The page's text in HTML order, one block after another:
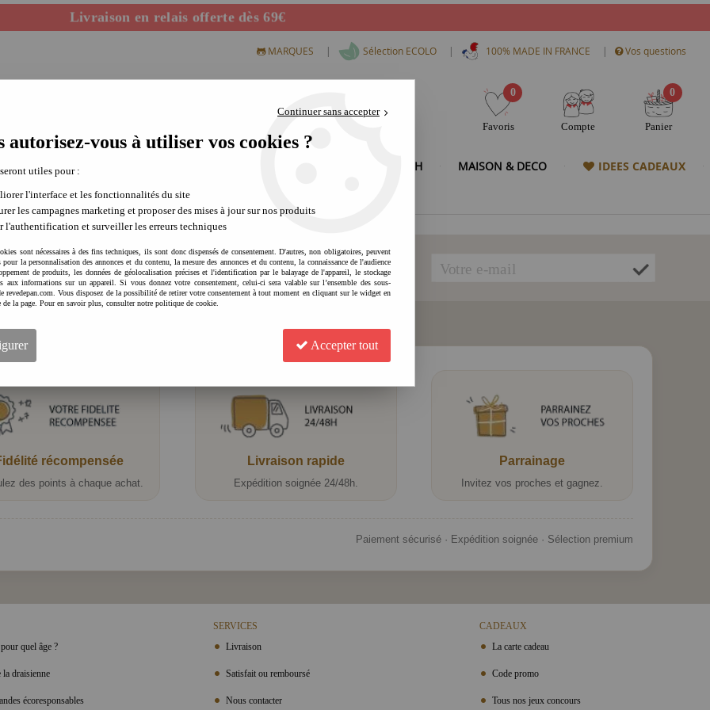
Livraison en relais offerte dès 69€
MARQUES | Sélection ECOLO | 100% MADE IN FRANCE | Vos questions
0
Favoris Compte
0
Panier
CREATIFS MODE & HIGH TECH MAISON & DECO IDEES CADEAUX
et nos inspirations créatives en vous inscrivant à notre newsletter
récompensée
des points à chaque achat.
Livraison rapide
Expédition soignée 24/48h.
Parrainage
Invitez vos proches et gagnez.
Paiement sécurisé · Expédition soignée · Sélection premium
quel âge ?
draisienne
écoresponsables
SERVICES
Livraison
Satisfait ou remboursé
Nous contacter
CADEAUX
La carte cadeau
Code promo
Tous nos jeux concours
Continuer sans accepter
autorisez-vous à utiliser vos cookies ?
utiles pour :
l'interface et les fonctionnalités du site
les campagnes marketing et proposer des mises à jour sur nos produits
l'authentification et surveiller les erreurs techniques
sont nécessaires à des fins techniques, ils sont donc dispensés de consentement. D'autres, non obligatoires, peuvent
pour la personnalisation des annonces et du contenu, la mesure des annonces et du contenu, la connaissance de l'audience
de produits, les données de géolocalisation précises et l'identification par le balayage de l'appareil, le stockage
aux informations sur un appareil. Si vous donnez votre consentement, celui-ci sera valable sur l’ensemble des sous-
revedepan.com. Vous disposez de la possibilité de retirer votre consentement à tout moment en cliquant sur le widget en
de la page. Pour en savoir plus, consulter notre politique de cookie.
Accepter tout